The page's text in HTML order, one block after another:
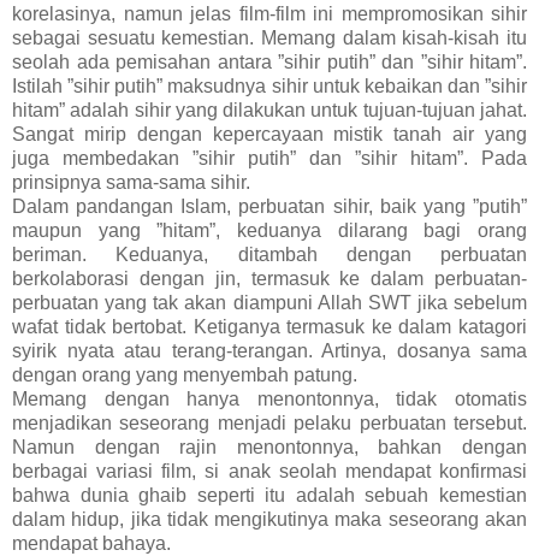
korelasinya, namun jelas film-film ini mempromosikan sihir
sebagai sesuatu kemestian. Memang dalam kisah-kisah itu
seolah ada pemisahan antara ”sihir putih” dan ”sihir hitam”.
Istilah ”sihir putih” maksudnya sihir untuk kebaikan dan ”sihir
hitam” adalah sihir yang dilakukan untuk tujuan-tujuan jahat.
Sangat mirip dengan kepercayaan mistik tanah air yang
juga membedakan ”sihir putih” dan ”sihir hitam”. Pada
prinsipnya sama-sama sihir.
Dalam pandangan Islam, perbuatan sihir, baik yang ”putih”
maupun yang ”hitam”, keduanya dilarang bagi orang
beriman. Keduanya, ditambah dengan perbuatan
berkolaborasi dengan jin, termasuk ke dalam perbuatan-
perbuatan yang tak akan diampuni Allah SWT jika sebelum
wafat tidak bertobat. Ketiganya termasuk ke dalam katagori
syirik nyata atau terang-terangan. Artinya, dosanya sama
dengan orang yang menyembah patung.
Memang dengan hanya menontonnya, tidak otomatis
menjadikan seseorang menjadi pelaku perbuatan tersebut.
Namun dengan rajin menontonnya, bahkan dengan
berbagai variasi film, si anak seolah mendapat konfirmasi
bahwa dunia ghaib seperti itu adalah sebuah kemestian
dalam hidup, jika tidak mengikutinya maka seseorang akan
mendapat bahaya.